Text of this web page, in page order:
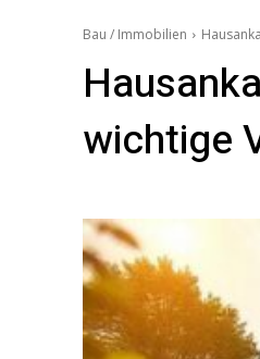
Bau / Immobilien
wichtige